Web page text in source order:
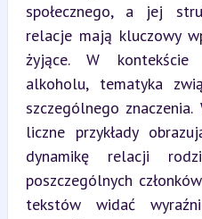
społecznego, a jej
relacje mają kluczowy
żyjące. W kontekście
alkoholu, tematyka
szczególnego
liczne przykłady
dynamikę relacji
poszczególnych
tekstów widać